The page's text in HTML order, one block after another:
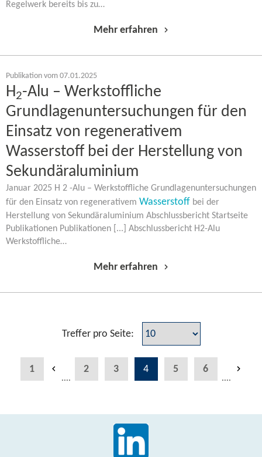
Regelwerk bereits bis zu…
Mehr erfahren
Publikation vom 07.01.2025
H2-Alu – Werkstoffliche
Grundlagenuntersuchungen für den
Einsatz von regenerativem
Wasserstoff bei der Herstellung von
Sekundäraluminium
Januar 2025 H 2 -Alu – Werkstoffliche Grundlagenuntersuchungen
für den Einsatz von regenerativem Wasserstoff bei der
Herstellung von Sekundäraluminium Abschlussbericht Startseite
Publikationen Publikationen [...] Abschlussbericht H2-Alu
Werkstoffliche…
Mehr erfahren
Treffer pro Seite:
1
....
2 3 4 5 6
....